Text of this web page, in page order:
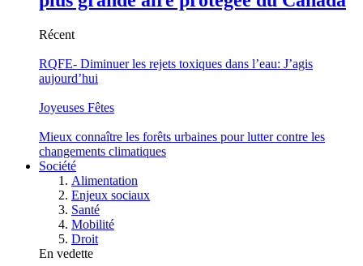
Récent
RQFE- Diminuer les rejets toxiques dans l’eau: J’agis
aujourd’hui
Joyeuses Fêtes
Mieux connaître les forêts urbaines pour lutter contre les
changements climatiques
Société
Alimentation
Enjeux sociaux
Santé
Mobilité
Droit
En vedette